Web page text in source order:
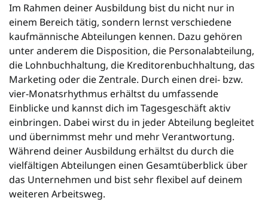
Im Rahmen deiner Ausbildung bist du nicht nur in
einem Bereich tätig, sondern lernst verschiedene
kaufmännische Abteilungen kennen. Dazu gehören
unter anderem die Disposition, die Personalabteilung,
die Lohnbuchhaltung, die Kreditorenbuchhaltung, das
Marketing oder die Zentrale. Durch einen drei- bzw.
vier-Monatsrhythmus erhältst du umfassende
Einblicke und kannst dich im Tagesgeschäft aktiv
einbringen. Dabei wirst du in jeder Abteilung begleitet
und übernimmst mehr und mehr Verantwortung.
Während deiner Ausbildung erhältst du durch die
vielfältigen Abteilungen einen Gesamtüberblick über
das Unternehmen und bist sehr flexibel auf deinem
weiteren Arbeitsweg.